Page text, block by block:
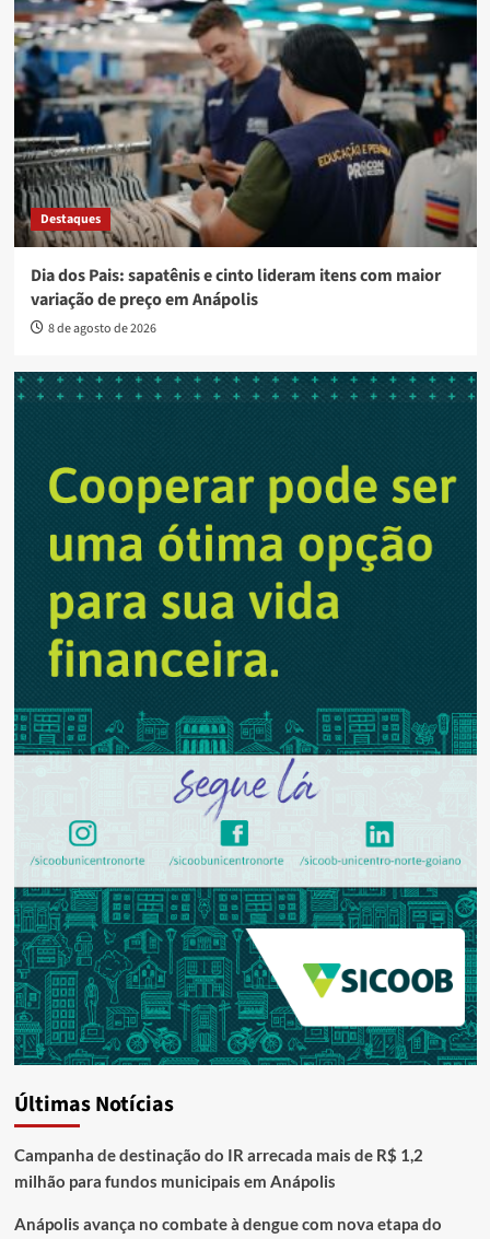
Destaques
Dia dos Pais: sapatênis e cinto lideram itens com maior
variação de preço em Anápolis
8 de agosto de 2026
Últimas Notícias
Campanha de destinação do IR arrecada mais de R$ 1,2
milhão para fundos municipais em Anápolis
Anápolis avança no combate à dengue com nova etapa do